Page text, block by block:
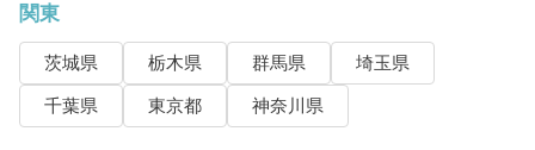
関東
茨城県 栃木県 群馬県
埼玉県
千葉県
東京都 神奈川県